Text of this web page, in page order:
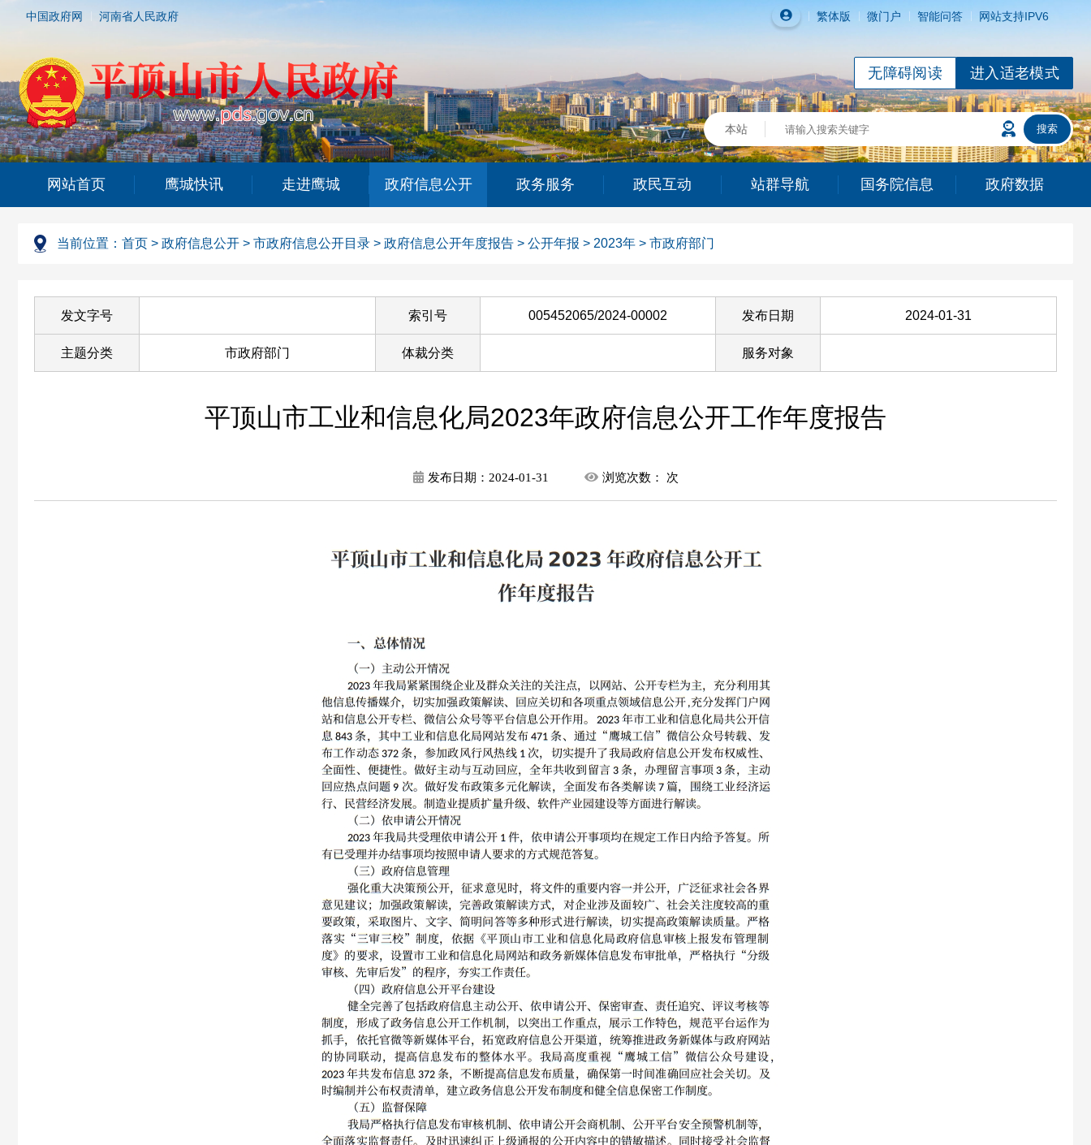
中国政府网 河南省人民政府 繁体版 微门户 智能问答 网站支持IPV6
进入适老模式
无障碍阅读
网站首页 鹰城快讯 走进鹰城 政府信息公开 政务服务 政民互动 站群导航 国务院信息 政府数据
当前位置： 首页 > 政府信息公开 > 市政府信息公开目录 > 政府信息公开年度报告 > 公开年报 > 2023年 > 市政府部门
发文字号 索引号 005452065/2024-00002 发布日期 2024-01-31
主题分类 市政府部门 体裁分类 服务对象
平顶山市工业和信息化局2023年政府信息公开工作年度报告
发布日期： 2024-01-31 浏览次数： 次